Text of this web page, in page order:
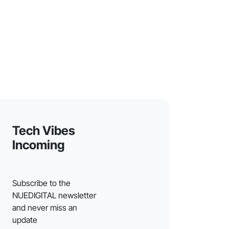
Tech Vibes
Incoming
Subscribe to the
NUEDIGITAL newsletter
and never miss an
update